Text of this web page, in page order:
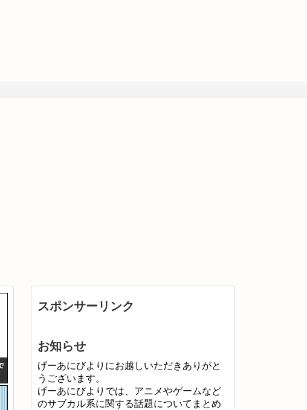
スポンサーリンク
お知らせ
げーあにびよりにお越しいただきありがと
うございます。
げーあにびよりでは、アニメやゲームなど
のサブカル系に関する話題についてまとめ